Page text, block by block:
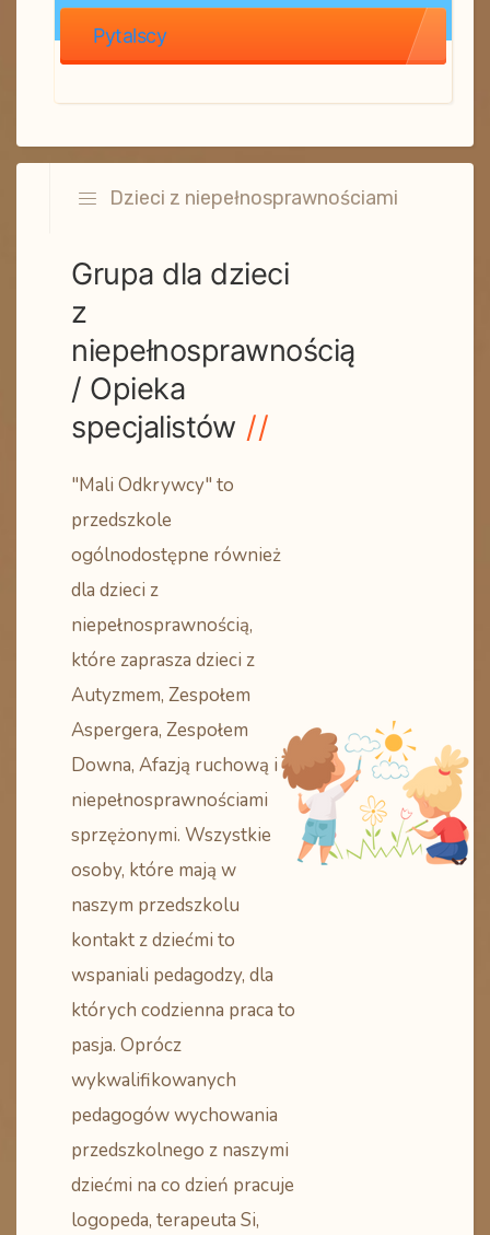
Pytalscy
Dzieci z niepełnosprawnościami
Grupa dla dzieci
z
niepełnosprawnością
/ Opieka
specjalistów
"Mali Odkrywcy" to
przedszkole
ogólnodostępne również
dla dzieci z
niepełnosprawnością,
które zaprasza dzieci z
Autyzmem, Zespołem
Aspergera, Zespołem
Downa, Afazją ruchową i
niepełnosprawnościami
sprzężonymi. Wszystkie
osoby, które mają w
naszym przedszkolu
kontakt z dziećmi to
wspaniali pedagodzy, dla
których codzienna praca to
pasja. Oprócz
wykwalifikowanych
pedagogów wychowania
przedszkolnego z naszymi
dziećmi na co dzień pracuje
logopeda, terapeuta Si,